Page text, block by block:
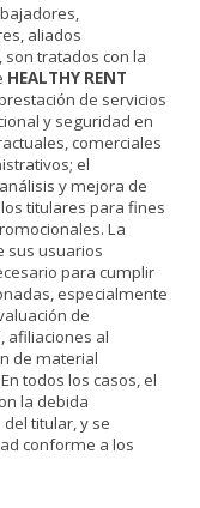
aliados
tratados con la
HEALTHY RENT
de servicios
y seguridad en
comerciales
el
y mejora de
titulares para fines
La
sus usuarios
para cumplir
especialmente
de
afiliaciones al
de material
todos los casos, el
la debida
titular, y se
conforme a los